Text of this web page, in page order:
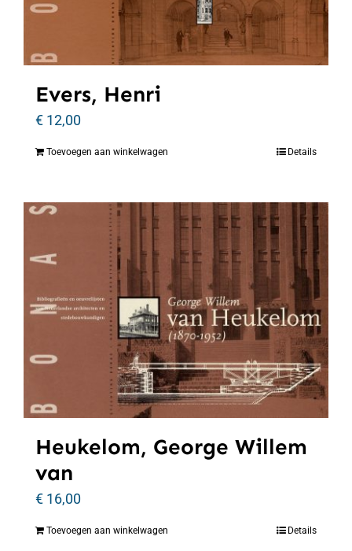
Evers, Henri
€ 12,00
Toevoegen aan winkelwagen Details
Heukelom, George Willem
van
€ 16,00
Toevoegen aan winkelwagen Details